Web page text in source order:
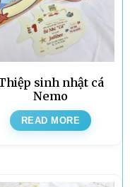
sinh nhật cá
Nemo
READ MORE